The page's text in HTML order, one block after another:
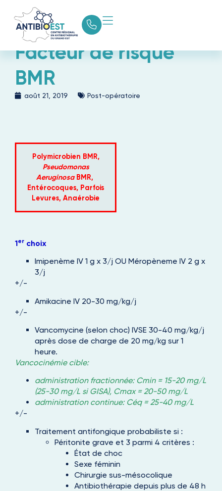
Facteur de risque
BMR
août 21, 2019 Post-opératoire
Polymicrobien BMR,
Pseudomonas
AeruginosaBMR,
Entérocoques, Parfois
Levures, Anaérobie
1er choix
Imipenème IV 1 g x 3/j OU Méropèneme IV 2 g x
3/j
+/-
Amikacine IV 20-30 mg/kg/j
+/-
Vancomycine (selon choc) IVSE 30-40 mg/kg/j
après dose de charge de 20 mg/kg sur 1
heure.
Vancocinémie cible:
administration fractionnée: Cmin = 15-20 mg/L
(25-30 mg/L si GISA), Cmax = 20-50 mg/L
administration continue: Céq = 25-40 mg/L
+/-
Traitement antifongique probabiliste si :
Péritonite grave et 3 parmi 4 critères :
État de choc
Sexe féminin
Chirurgie sus-mésocolique
Antibiothérapie depuis plus de 48 h